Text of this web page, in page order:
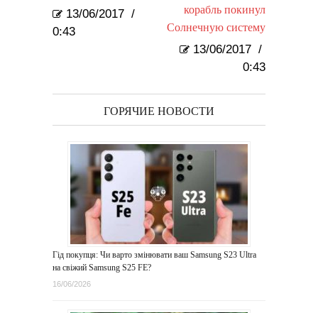
13/06/2017 /
0:43
корабль покинул
Солнечную систему
13/06/2017 /
0:43
ГОРЯЧИЕ НОВОСТИ
Гід покупця: Чи варто змінювати ваш Samsung S23 Ultra
на свіжий Samsung S25 FE?
16/06/2026